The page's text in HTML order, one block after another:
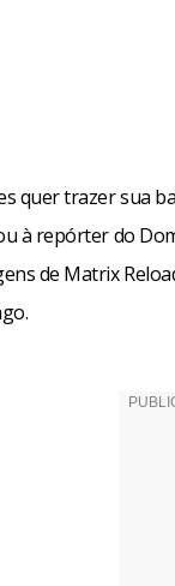
quer trazer sua
à repórter do
de Matrix